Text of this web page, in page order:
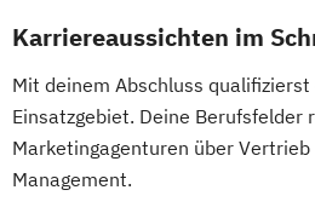
Karriereaussichten im
Mit deinem Abschluss
Einsatzgebiet. Deine Berufsfelder
Marketingagenturen über
Management.